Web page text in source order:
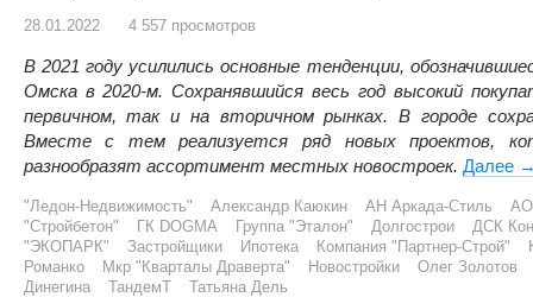
28.01.2022 4 557 просмотров
В 2021 году усилились основные тенденции,
Омска в 2020-м. Сохранявшийся весь год высокий
первичном, так и на вторичном рынках. В городе
Вместе с тем реализуется ряд новых проектов,
разнообразят ассортимент местных новостроек. Далее
"Ледон-Недвижимость" Александр Каюкин АН Аркада-Стиль
"Стройбетон"
ГК DOGMA Группа "Эталон" Долгострои
ДСК
"ЭКОПАРК"
Застройщики Ипотека Компания "Партнер-Строй"
Романко
Мкр "Кварталы Драверта" Новостройки
Олег Золотов
Динегина
ТандемТ Татьяна Дель